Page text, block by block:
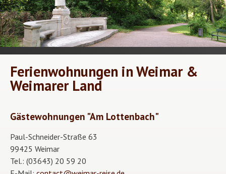
Ferienwohnungen in Weimar &
Weimarer Land
Gästewohnungen "Am Lottenbach"
Paul-Schneider-Straße 63
99425 Weimar
Tel.: (03643) 20 59 20